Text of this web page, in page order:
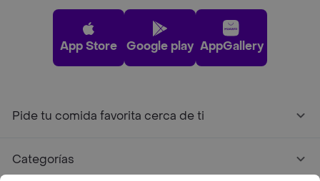
App Store Google play AppGallery
Pide tu comida favorita cerca de ti
Categorías